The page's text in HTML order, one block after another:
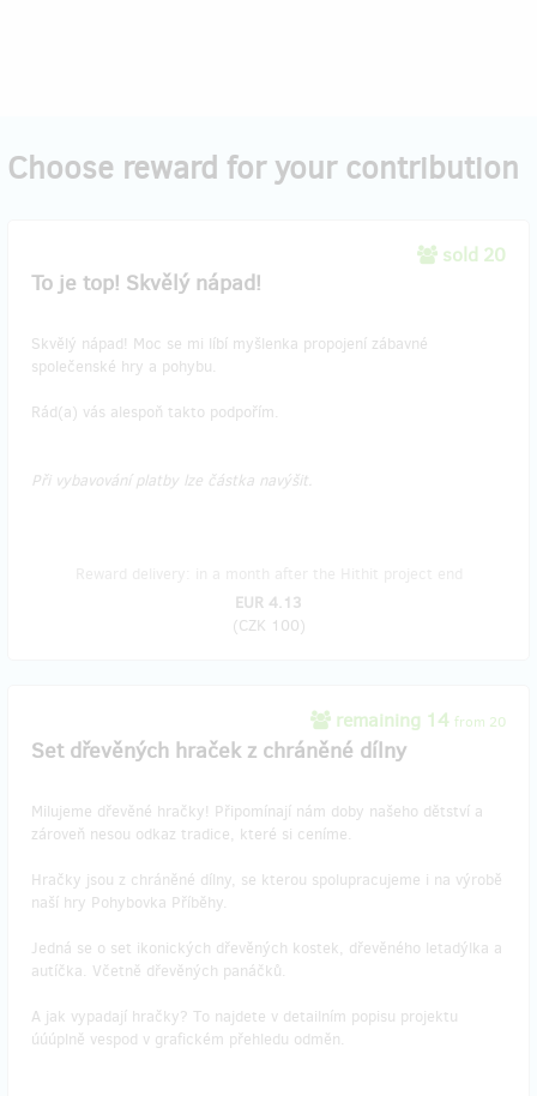
Choose reward for your contribution
sold 20
To je top! Skvělý nápad!
Skvělý nápad! Moc se mi líbí myšlenka propojení zábavné
společenské hry a pohybu.
Rád(a) vás alespoň takto podpořím.
Při vybavování platby lze částka navýšit.
EUR 4.13
(CZK 100)
remaining 14 from 20
Set dřevěných hraček z chráněné dílny
Milujeme dřevěné hračky! Připomínají nám doby našeho dětství a
zároveň nesou odkaz tradice, které si ceníme.
Hračky jsou z chráněné dílny, se kterou spolupracujeme i na výrobě
naší hry Pohybovka Příběhy.
Jedná se o set ikonických dřevěných kostek, dřevěného letadýlka a
autíčka. Včetně dřevěných panáčků.
A jak vypadají hračky? To najdete v detailním popisu projektu
úúúplně vespod v grafickém přehledu odměn.